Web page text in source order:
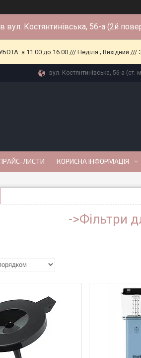
вул. Костянтинівська, 56-а (2й
з 11:00 до 16:00 /// Неділя ; Вихідний
вул. Костянтинівська, 56-а (ст.
ЛИСТИ КОРИСНА ІНФОРМАЦІЯ
->Фільтри